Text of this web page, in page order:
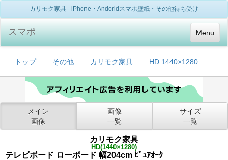
カリモク家具 - iPhone・Andoridスマホ壁紙・その他待ち受け
Menu
スマポ
トップ その他 カリモク家具 HD 1440×1280
メイン
画像
画像
一覧
サイズ
一覧
カリモク家具
HD(1440×1280)
テレビボード ローボード 幅204cm ﾋﾟｭｱｵｰｸ